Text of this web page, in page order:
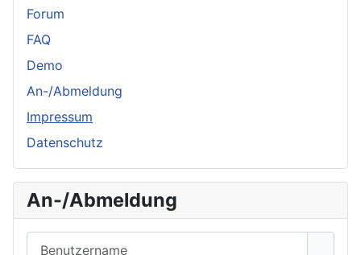
Forum
FAQ
Demo
An-/Abmeldung
Impressum
Datenschutz
An-/Abmeldung